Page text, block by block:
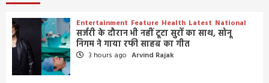
Entertainment Feature Health Latest National
सर्जरी के दौरान भी नहीं टूटा सुरों का साथ, सोनू
निगम ने गाया रफी साहब का गीत
3 hours ago Arvind Rajak